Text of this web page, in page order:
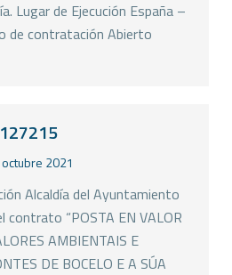
Lugar de Ejecución España –
de contratación Abierto
2021
Alcaldía del Ayuntamiento
contrato “POSTA EN VALOR
AMBIENTAIS E
DE BOCELO E A SÚA